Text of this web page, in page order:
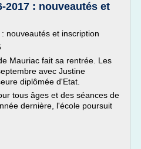
2017 : nouveautés et
nouveautés et inscription
Mauriac fait sa rentrée. Les
avec Justine
diplômée d'Etat.
tous âges et des séances de
dernière, l'école poursuit